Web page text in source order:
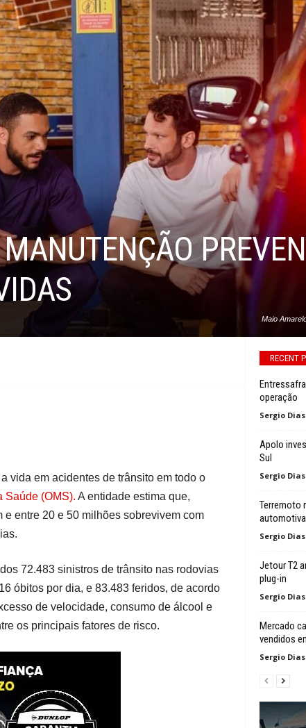
Maio
vida em acidentes de trânsito em todo o
Saúde (OMS). A entidade estima que,
entre 20 e 50 milhões sobrevivem com
72.483 sinistros de trânsito nas rodovias
óbitos por dia, e 83.483 feridos, de acordo
de velocidade, consumo de álcool e
os principais fatores de risco.
RECENT
operação
Sergio Dias
Apolo
Sul
Sergio Dias
Terremoto
automotiva
Sergio Dias
Jetour T2
plug-in
Sergio Dias
Mercado
vendidos
Sergio Dias